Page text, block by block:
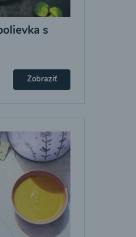
s
Zobraziť